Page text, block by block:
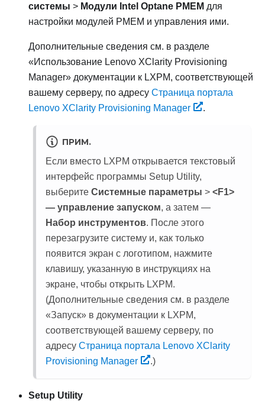
системы > Модули Intel Optane PMEM для
настройки модулей PMEM и управления ими.
Дополнительные сведения см. в разделе
«Использование Lenovo XClarity Provisioning
Manager» документации к LXPM, соответствующей
вашему серверу, по адресу Страница портала
Lenovo XClarity Provisioning Manager
.
ПРИМ.
Если вместо LXPM открывается текстовый
интерфейс программы Setup Utility,
выберите Системные параметры > <F1>
— управление запуском, а затем —
Набор инструментов. После этого
перезагрузите систему и, как только
появится экран с логотипом, нажмите
клавишу, указанную в инструкциях на
экране, чтобы открыть LXPM.
(Дополнительные сведения см. в разделе
«Запуск» в документации к LXPM,
соответствующей вашему серверу, по
адресу Страница портала Lenovo XClarity
Provisioning Manager
.)
Setup Utility